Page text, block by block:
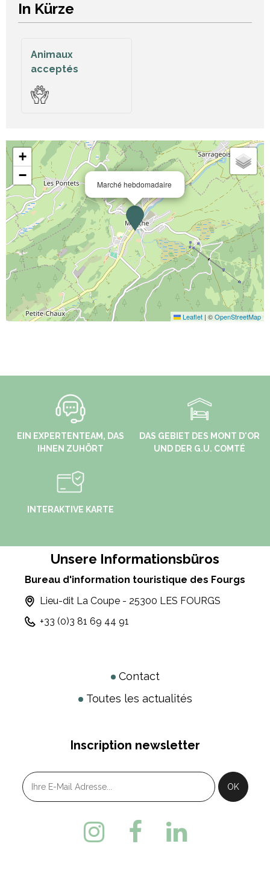
In Kürze
Animaux
acceptés
Marché hebdomadaire
+
−
Leaflet | ©OpenStreetMap
EIN EXPERTENTEAM, DAS
IHNEN ZUHÖRT
DAS GEBIET DES MONT D'OR
UND DER G.U. COMTÉ
INTERAKTIVE KARTE
Unsere Informationsbüros
Bureau d'information touristique des Fourgs
Lieu-dit La Coupe - 25300 LES FOURGS
+33 (0)3 81 69 44 91
Contact
Toutes les actualités
Inscription newsletter